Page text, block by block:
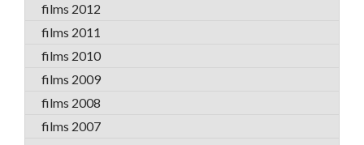
films 2012
films 2011
films 2010
films 2009
films 2008
films 2007